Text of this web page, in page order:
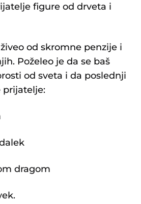
figure od drveta i
od skromne penzije i
Poželeo je da se baš
od sveta i da poslednji
prijatelje:
dragom